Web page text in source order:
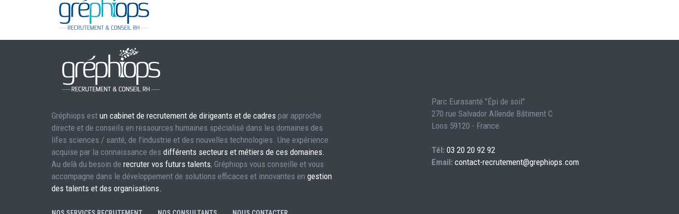
Gréphiops est un cabinet de recrutement de dirigeants et de cadres par approche
directe et de conseils en ressources humaines spécialisé dans les domaines des
lifes sciences / santé, de l'industrie et des nouvelles technologies. Une expérience
acquise par la connaissance des différents secteurs et métiers de ces domaines.
Au delà du besoin de recruter vos futurs talents, Gréphiops vous conseille et vous
accompagne dans le développement de solutions efficaces et innovantes en gestion
des talents et des organisations.
Parc Eurasanté "Épi de soil"
270 rue Salvador Allende Bâtiment C
Loos 59120 - France
Tél: 03 20 20 92 92
Email: contact-recrutement@grephiops.com